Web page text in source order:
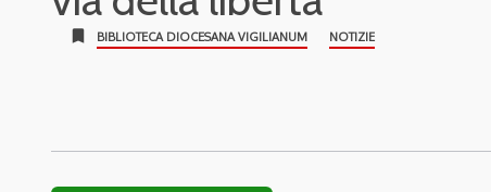
bookmark BIBLIOTECA DIOCESANA VIGILIANUM NOTIZIE